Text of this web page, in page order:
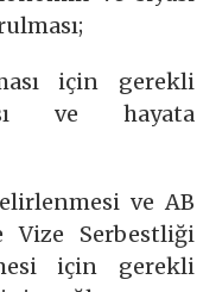
için gerekli
ve hayata
ve AB
Vize Serbestliği
için gerekli